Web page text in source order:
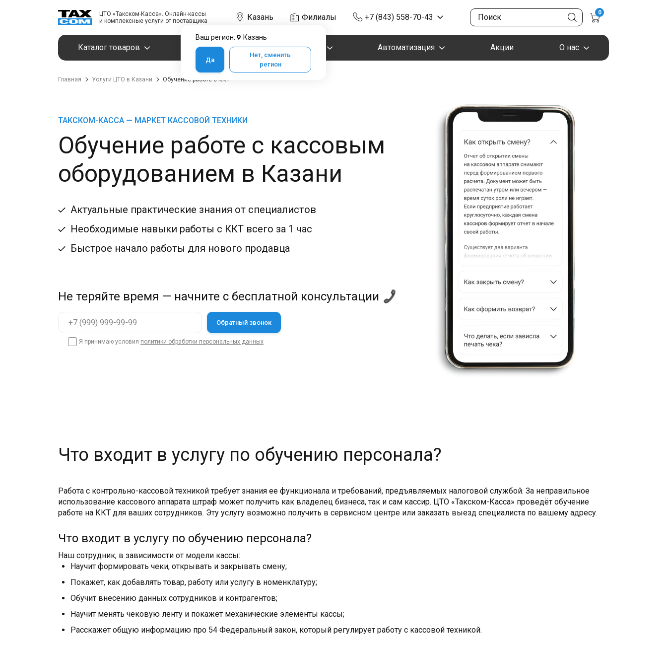
ЦТО «Такском-Касса». Онлайн-кассы
и комплексные услуги от поставщика
Казань
Ваш регион: Казань
Да
Нет, сменить
регион
Филиалы +7 (843) 558-70-43
0
Каталог товаров Услуги Маркировка Автоматизация Акции О нас
Главная Услуги ЦТО в Казани Обучение работе с ККТ
ТАКСКОМ-КАССА — МАРКЕТ КАССОВОЙ ТЕХНИКИ
Обучение работе с кассовым
оборудованием в Казани
Актуальные практические знания от специалистов
Необходимые навыки работы с ККТ всего за 1 час
Быстрое начало работы для нового продавца
Не теряйте время — начните с бесплатной консультации
Я принимаю условия политики обработки персональных данных
Что входит в услугу по обучению персонала?
Работа с контрольно-кассовой техникой требует знания ее функционала и требований, предъявляемых налоговой службой. За неправильное
использование кассового аппарата штраф может получить как владелец бизнеса, так и сам кассир. ЦТО «Такском-Касса» проведёт обучение
работе на ККТ для ваших сотрудников. Эту услугу возможно получить в сервисном центре или заказать выезд специалиста по вашему адресу.
Что входит в услугу по обучению персонала?
Наш сотрудник, в зависимости от модели кассы:
Научит формировать чеки, открывать и закрывать смену;
Покажет, как добавлять товар, работу или услугу в номенклатуру;
Обучит внесению данных сотрудников и контрагентов;
Научит менять чековую ленту и покажет механические элементы кассы;
Расскажет общую информацию про 54 Федеральный закон, который регулирует работу с кассовой техникой.